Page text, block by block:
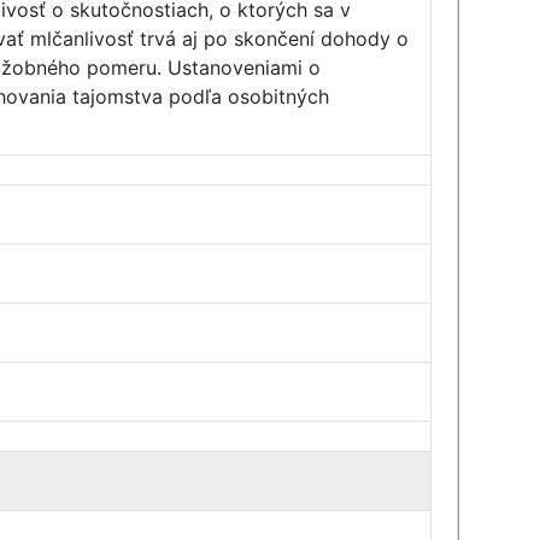
o skutočnostiach, o ktorých sa v
mlčanlivosť trvá aj po skončení dohody o
pomeru. Ustanoveniami o
tajomstva podľa osobitných